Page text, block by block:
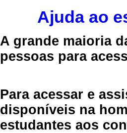
Ajuda ao
A grande maioria
pessoas para
Para acessar e
disponíveis na
estudantes aos